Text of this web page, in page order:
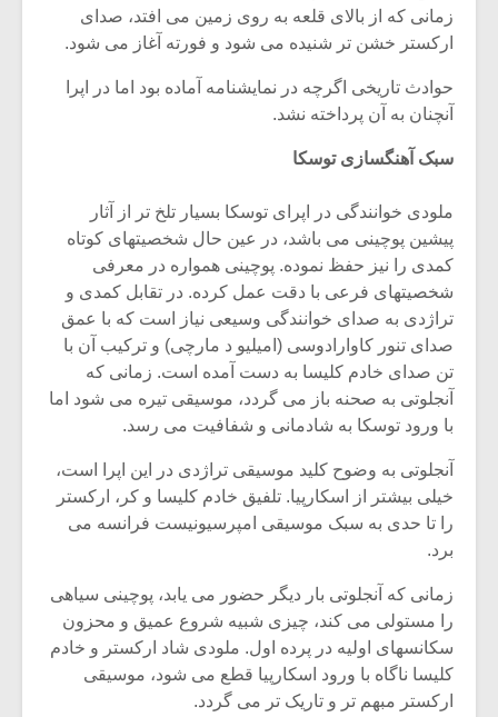
زمانی که از بالای قلعه به روی زمین می افتد، صدای
ارکستر خشن تر شنیده می شود و فورته آغاز می شود.
حوادث تاریخی اگرچه در نمایشنامه آماده بود اما در اپرا
آنچنان به آن پرداخته نشد.
سبک آهنگسازی توسکا
ملودی خوانندگی در اپرای توسکا بسیار تلخ تر از آثار
پیشین پوچینی می باشد، در عین حال شخصیتهای کوتاه
کمدی را نیز حفظ نموده. پوچینی همواره در معرفی
شخصیتهای فرعی با دقت عمل کرده. در تقابل کمدی و
تراژدی به صدای خوانندگی وسیعی نیاز است که با عمق
صدای تنور کاوارادوسی (امیلیو د مارچی) و ترکیب آن با
تن صدای خادم کلیسا به دست آمده است. زمانی که
آنجلوتی به صحنه باز می گردد، موسیقی تیره می شود اما
با ورود توسکا به شادمانی و شفافیت می رسد.
آنجلوتی به وضوح کلید موسیقی تراژدی در این اپرا است،
خیلی بیشتر از اسکارپیا. تلفیق خادم کلیسا و کر، ارکستر
را تا حدی به سبک موسیقی امپرسیونیست فرانسه می
برد.
زمانی که آنجلوتی بار دیگر حضور می یابد، پوچینی سیاهی
را مستولی می کند، چیزی شبیه شروع عمیق و محزون
سکانسهای اولیه در پرده اول. ملودی شاد ارکستر و خادم
کلیسا ناگاه با ورود اسکارپیا قطع می شود، موسیقی
ارکستر مبهم تر و تاریک تر می گردد.
بدنام ترین باش